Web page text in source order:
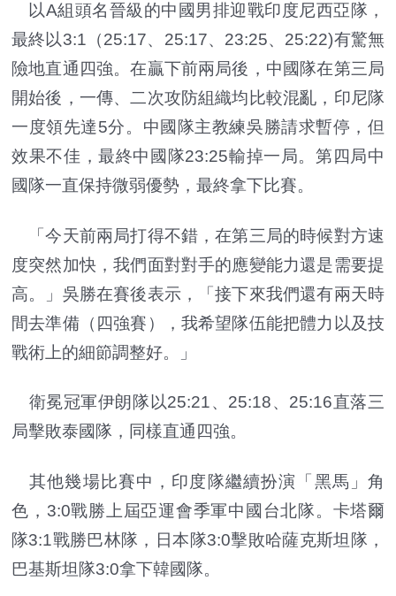
以A組頭名晉級的中國男排迎戰印度尼西亞隊，
最終以3:1（25:17、25:17、23:25、25:22)有驚無
險地直通四強。在贏下前兩局後，中國隊在第三局
開始後，一傳、二次攻防組織均比較混亂，印尼隊
一度領先達5分。中國隊主教練吳勝請求暫停，但
效果不佳，最終中國隊23:25輸掉一局。第四局中
國隊一直保持微弱優勢，最終拿下比賽。
「今天前兩局打得不錯，在第三局的時候對方速
度突然加快，我們面對對手的應變能力還是需要提
高。」吳勝在賽後表示，「接下來我們還有兩天時
間去準備（四強賽），我希望隊伍能把體力以及技
戰術上的細節調整好。」
衛冕冠軍伊朗隊以25:21、25:18、25:16直落三
局擊敗泰國隊，同樣直通四強。
其他幾場比賽中，印度隊繼續扮演「黑馬」角
色，3:0戰勝上屆亞運會季軍中國台北隊。卡塔爾
隊3:1戰勝巴林隊，日本隊3:0擊敗哈薩克斯坦隊，
巴基斯坦隊3:0拿下韓國隊。